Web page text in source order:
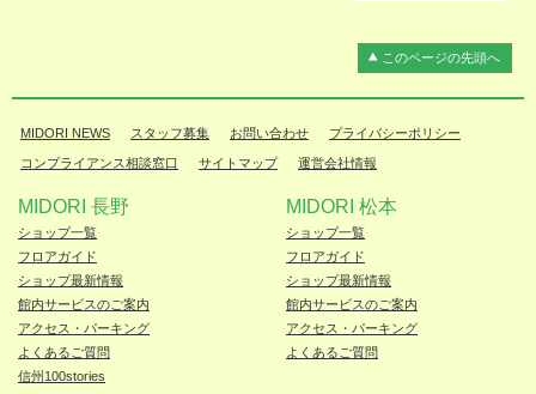
このページの先頭へ
MIDORI NEWS スタッフ募集 お問い合わせ プライバシーポリシー
コンプライアンス相談窓口 サイトマップ 運営会社情報
MIDORI 長野
ショップ一覧
フロアガイド
ショップ最新情報
館内サービスのご案内
アクセス・パーキング
よくあるご質問
信州100stories
MIDORI 松本
ショップ一覧
フロアガイド
ショップ最新情報
館内サービスのご案内
アクセス・パーキング
よくあるご質問